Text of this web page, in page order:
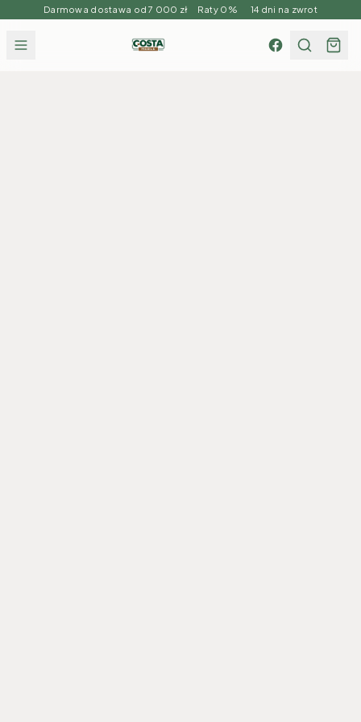
Darmowa dostawa od 7 000 zł Raty 0% 14 dni na zwrot